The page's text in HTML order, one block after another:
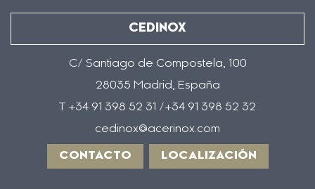
CEDINOX
C/ Santiago de Compostela, 100
28035 Madrid, España
T +34 91 398 52 31 /+34 91 398 52 32
cedinox@acerinox.com
CONTACTO LOCALIZACIÓN